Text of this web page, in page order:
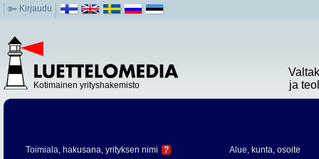
Kirjaudu
Kotimainen yrityshakemisto
ja
Toimiala, hakusana, yrityksen nimi ? Alue, kunta, osoite